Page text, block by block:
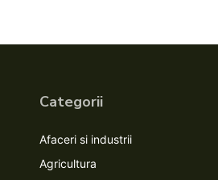
Categorii
Afaceri si industrii
Agricultura